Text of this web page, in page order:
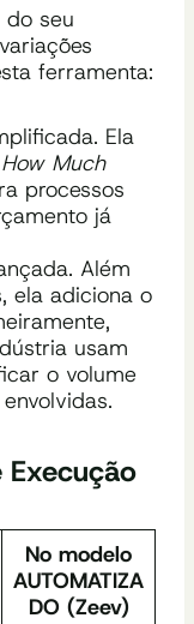
seu
ferramenta:
Ela
How Much
processos
já
Além
ela adiciona o
usam
o volume
Execução
No modelo
AUTOMATIZA
DO (Zeev)